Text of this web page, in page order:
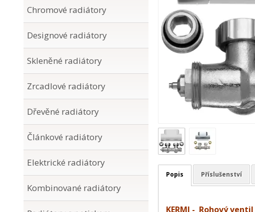
Chromové radiátory
Designové radiátory
Skleněné radiátory
Zrcadlové radiátory
Dřevěné radiátory
Článkové radiátory
Elektrické radiátory
Kombinované radiátory
Popis Příslušenství
KERMI - Rohový